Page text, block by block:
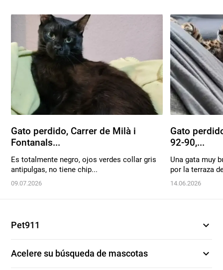
Gato perdido, Carrer de Milà i
Fontanals...
Es totalmente negro, ojos verdes collar gris
antipulgas, no tiene chip...
09.07.2026
Gato
92-90,...
Una gata muy
por la terraza
14.06.2026
Pet911 expand_more
Acelere su búsqueda de mascotas expand_more